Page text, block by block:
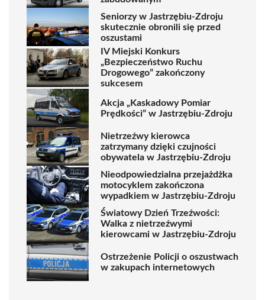
Seniorzy w Jastrzębiu-Zdroju
skutecznie obronili się przed
oszustami
IV Miejski Konkurs
„Bezpieczeństwo Ruchu
Drogowego” zakończony
sukcesem
Akcja „Kaskadowy Pomiar
Prędkości” w Jastrzębiu-Zdroju
Nietrzeźwy kierowca
zatrzymany dzięki czujności
obywatela w Jastrzębiu-Zdroju
Nieodpowiedzialna przejażdżka
motocyklem zakończona
wypadkiem w Jastrzębiu-Zdroju
Światowy Dzień Trzeźwości:
Walka z nietrzeźwymi
kierowcami w Jastrzębiu-Zdroju
Ostrzeżenie Policji o oszustwach
w zakupach internetowych